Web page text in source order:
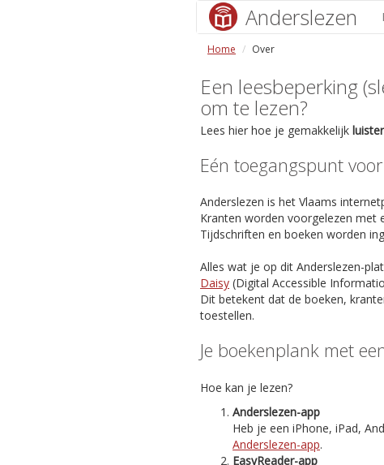
Anderslezen
Home Over
Een leesbeperking
om te lezen?
Lees hier hoe je gemakkelijk
Eén toegangspunt
Anderslezen is het Vlaams
Kranten worden voorgelezen
Tijdschriften en boeken worden
Alles wat je op dit Anderslezen-
Daisy (Digital Accessible
Dit betekent dat de boeken,
toestellen.
Je boekenplank met
Hoe kan je lezen?
Anderslezen-app
Heb je een iPhone, iPad,
Anderslezen-app.
EasyReader-app